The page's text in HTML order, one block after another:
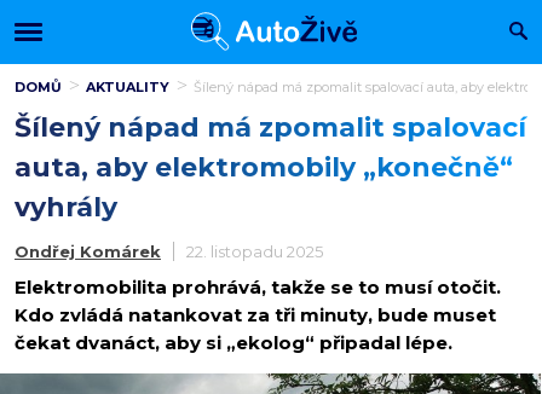
DOMŮ AKTUALITY Šílený nápad má zpomalit spalovací auta, aby
Šílený nápad má zpomalit spalovací
auta, aby elektromobily „konečně“
vyhrály
Ondřej Komárek 22. listopadu 2025
Elektromobilita prohrává, takže se to musí otočit.
Kdo zvládá natankovat za tři minuty, bude muset
čekat dvanáct, aby si „ekolog“ připadal lépe.